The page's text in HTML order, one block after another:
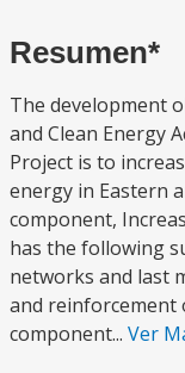
Resumen*
The development
and Clean Energy
Project is to
energy in Eastern
component,
has the following
networks and last
and reinforcement
component... Ver